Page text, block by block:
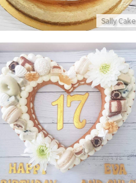
Sally Cake
עוגת לב עם שוקולדים ליום הולדת
פרטים נוספים